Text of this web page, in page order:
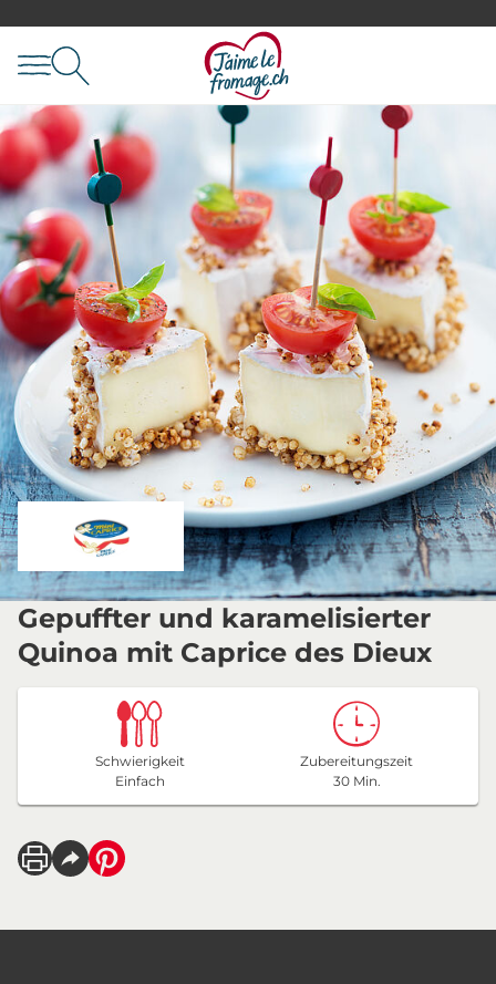
Gepuffter und karamelisierter
Quinoa mit Caprice des Dieux
Schwierigkeit
Einfach
Zubereitungszeit
30 Min.